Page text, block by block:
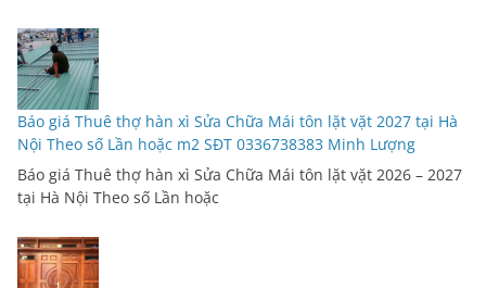
Báo giá Thuê thợ hàn xì Sửa Chữa Mái tôn lặt vặt 2027 tại Hà
Nội Theo số Lần hoặc m2 SĐT 0336738383 Minh Lượng
Báo giá Thuê thợ hàn xì Sửa Chữa Mái tôn lặt vặt 2026 – 2027
tại Hà Nội Theo số Lần hoặc